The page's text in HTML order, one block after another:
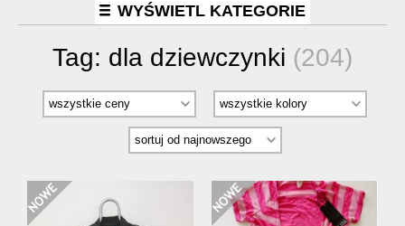
WYŚWIETL KATEGORIE
Tag: dla dziewczynki (204)